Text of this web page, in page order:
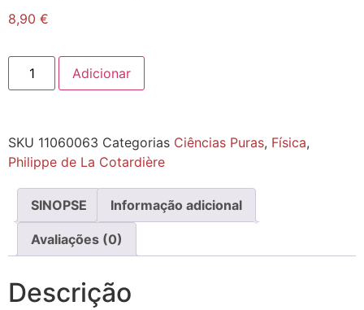
8,90 €
Adicionar
SKU 11060063 Categorias Ciências Puras, Física,
Philippe de La Cotardière
SINOPSE Informação adicional
Avaliações (0)
Descrição